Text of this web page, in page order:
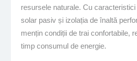
resursele naturale. Cu
solar pasiv și izolația de înaltă
mențin condiții de trai confortabile,
timp consumul de energie.